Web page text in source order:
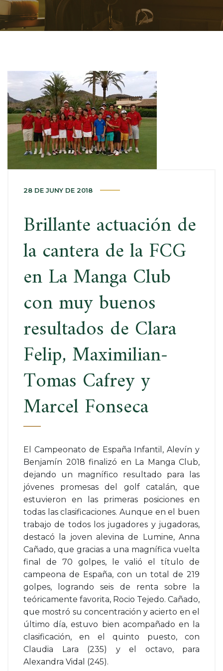
28 DE JUNY DE 2018
Brillante actuación de
la cantera de la FCG
en La Manga Club
con muy buenos
resultados de Clara
Felip, Maximilian-
Tomas Cafrey y
Marcel Fonseca
El Campeonato de España Infantil, Alevín y
Benjamín 2018 finalizó en La Manga Club,
dejando un magnífico resultado para las
jóvenes promesas del golf catalán, que
estuvieron en las primeras posiciones en
todas las clasificaciones. Aunque en el buen
trabajo de todos los jugadores y jugadoras,
destacó la joven alevina de Lumine, Anna
Cañado, que gracias a una magnífica vuelta
final de 70 golpes, le valió el título de
campeona de España, con un total de 219
golpes, logrando seis de renta sobre la
teóricamente favorita, Rocio Tejedo. Cañado,
que mostró su concentración y acierto en el
último día, estuvo bien acompañado en la
clasificación, en el quinto puesto, con
Claudia Lara (235) y el octavo, para
Alexandra Vidal (245).